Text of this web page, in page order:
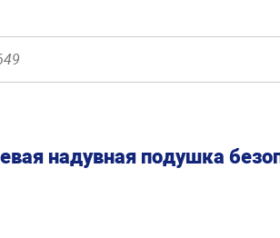
надувная подушка